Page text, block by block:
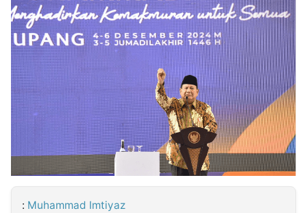
Partner
Insight
NTB
Suara
Time
Lens
IDN
Daily
Jogja
Jalan
Rakyat
Idealita
News
Kita
Notice
Dinamikapost.com
Radar
Baru
Seedbacklink
: Muhammad Imtiyaz